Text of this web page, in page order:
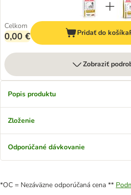
Celkom
0,00 € Pridať do košíka
Zobraziť
Popis produktu
Zloženie
Odporúčané dávkovanie
*OC = Nezáväzne odporúčaná cena **